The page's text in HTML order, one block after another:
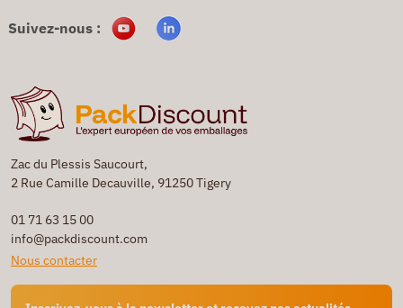
Zac du Plessis Saucourt,
2 Rue Camille Decauville, 91250 Tigery
01 71 63 15 00
info@packdiscount.com
Nous contacter
Suivez-nous :